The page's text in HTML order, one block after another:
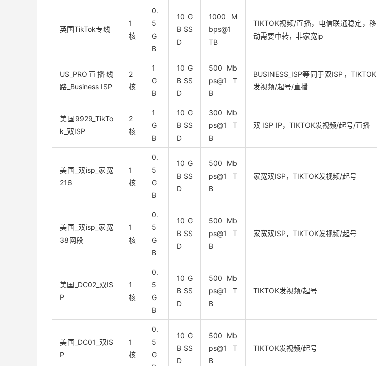
英国TikTok专线
1
核
0.
5
G
B
10 G
B SS
D
1000 M
bps@1
TB
TIKTOK视频/直播，电信联通稳定，移
动需要中转，非家宽ip
US_PRO直播线
路_Business ISP
2
核
1
G
B
10 G
B SS
D
500 Mb
ps@1 T
B
BUSINESS_ISP等同于双ISP，TIKTOK
发视频/起号/直播
美国9929_TikTo
k_双ISP
2
核
1
G
B
10 G
B SS
D
300 Mb
ps@1 T
B
双 ISP IP，TIKTOK发视频/起号/直播
美国_双isp_家宽
216
1
核
0.
5
G
B
10 G
B SS
D
500 Mb
ps@1 T
B
家宽双ISP，TIKTOK发视频/起号
美国_双isp_家宽
38网段
1
核
0.
5
G
B
10 G
B SS
D
500 Mb
ps@1 T
B
家宽双ISP，TIKTOK发视频/起号
美国_DC02_双IS
P
1
核
0.
5
G
B
10 G
B SS
D
500 Mb
ps@1 T
B
TIKTOK发视频/起号
美国_DC01_双IS
P
1
核
0.
5
G
10 G
B SS
D
500 Mb
ps@1 T
B
TIKTOK发视频/起号